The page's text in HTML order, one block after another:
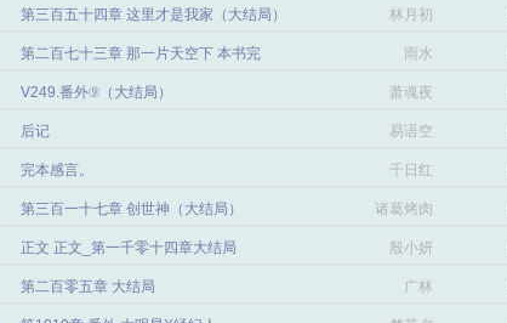
第三百五十四章 这里才是我家（大结局） 林月初
第二百七十三章 那一片天空下 本书完 雨水
V249.番外⑨（大结局） 萧魂夜
后记 易语空
完本感言。 千日红
第三百一十七章 创世神（大结局） 诸葛烤肉
正文 正文_第一千零十四章大结局 殷小妍
第二百零五章 大结局 广林